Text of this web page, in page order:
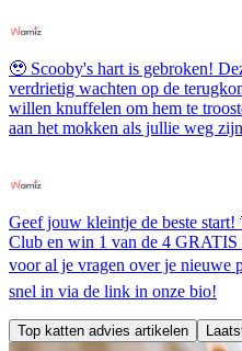
🥹 Scooby's hart is gebroken!
verdrietig wachten op de
willen knuffelen om hem te
aan het mokken als jullie weg
Geef jouw kleintje de beste
Club en win 1 van de 4 GRATIS
voor al je vragen over je
snel in via de link in onze bio!
Top katten advies artikelen